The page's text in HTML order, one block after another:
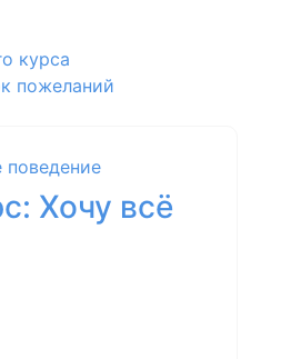
курса
пожеланий
Хочу всё